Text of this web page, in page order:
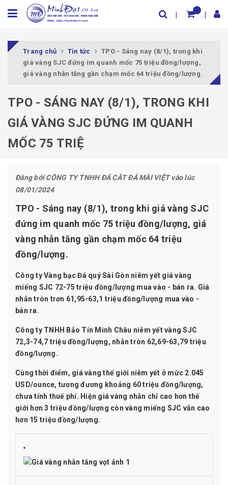
Trang chủ Tin tức
TPO - Sáng nay (8/1), trong khi
giá vàng SJC đứng im quanh mốc 75 triệu đồng/lượng,
giá vàng nhẫn tăng gần chạm mốc 64 triệu đồng/lượng.
TPO - SÁNG NAY (8/1), TRONG KHI
GIÁ VÀNG SJC ĐỨNG IM QUANH
MỐC 75 TRIỆ
Đăng bởiCÔNG TY TNHH ĐÁ CẮT ĐÁ MÀI VIỆTvào lúc
08/01/2024
TPO - Sáng nay (8/1), trong khi giá vàng SJC
đứng im quanh mốc 75 triệu đồng/lượng, giá
vàng nhẫn tăng gần chạm mốc 64 triệu
đồng/lượng.
Công ty Vàng bạc Đá quý Sài Gòn niêm yết giávàng
miếng SJC 72-75 triệu đồng/lượng mua vào - bán ra. Giá
nhẫn tròn trơn 61,95-63,1 triệu đồng/lượng mua vào -
bán ra.
Công ty TNHH Bảo Tín Minh Châu niêm yết vàng SJC
72,3-74,7 triệu đồng/lượng, nhẫn tròn 62,69-63,79 triệu
đồng/lượng.
Cùng thời điểm, giá vàng thế giới niêm yết ở mức 2.045
USD/ounce, tương đương khoảng 60 triệu đồng/lượng,
chưa tính thuế phí. Hiện giá vàng nhẫn chỉ cao hơn thế
giới hơn 3 triệu đồng/lượng còn vàng miếng SJC vẫn cao
hơn 15 triệu đồng/lượng.